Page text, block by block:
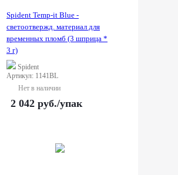
Spident Temp-it Blue -
светоотвержд. материал для
временных пломб (3 шприца *
3 г)
Spident
Артикул: 1141BL
Нет в наличии
2 042 руб./упак